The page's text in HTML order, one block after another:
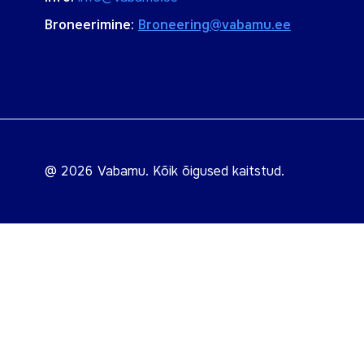
Broneerimine: Broneering@vabamu.ee
@ 2026 Vabamu. Kõik õigused kaitstud.